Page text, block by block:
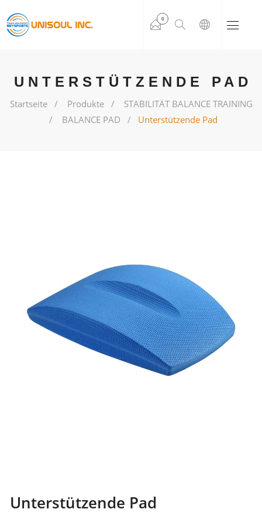
0
UNTERSTÜTZENDE PAD
Startseite Produkte
STABILITÄT BALANCE TRAINING
BALANCE PAD
Unterstützende Pad
Unterstützende Pad